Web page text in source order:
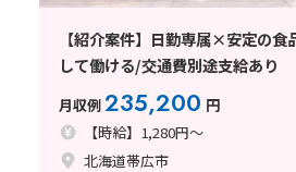
【紹介案件】日勤専属×安定の
して働ける/交通費別途支給あり
月収例235,200 円
【時給】1,280円～
北海道帯広市